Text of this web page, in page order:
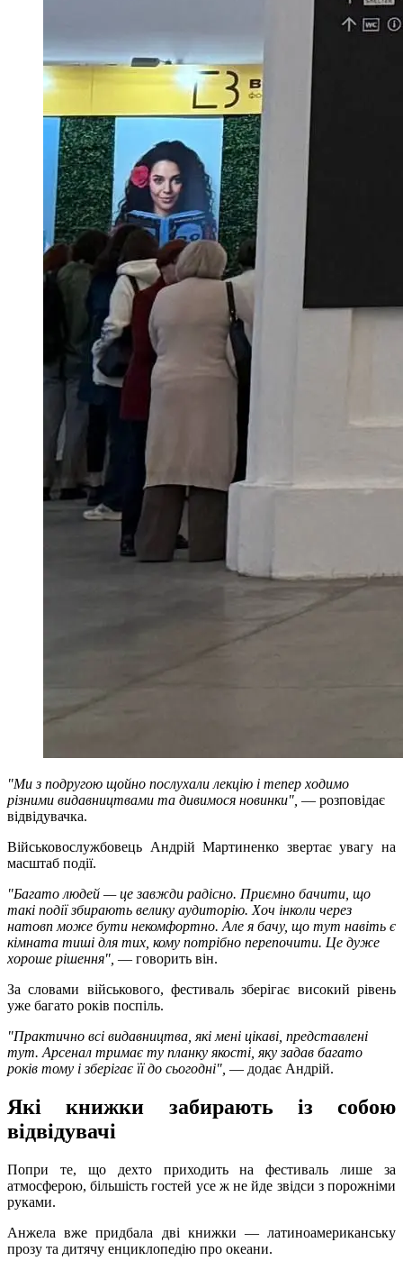
"Ми з подругою щойно послухали лекцію і тепер ходимо
різними видавництвами та дивимося новинки", — розповідає
відвідувачка.
Військовослужбовець Андрій Мартиненко звертає увагу на
масштаб події.
"Багато людей — це завжди радісно. Приємно бачити, що
такі події збирають велику аудиторію. Хоч інколи через
натовп може бути некомфортно. Але я бачу, що тут навіть є
кімната тиші для тих, кому потрібно перепочити. Це дуже
хороше рішення", — говорить він.
За словами військового, фестиваль зберігає високий рівень
уже багато років поспіль.
"Практично всі видавництва, які мені цікаві, представлені
тут. Арсенал тримає ту планку якості, яку задав багато
років тому і зберігає її до сьогодні", — додає Андрій.
Які книжки забирають із собою
відвідувачі
Попри те, що дехто приходить на фестиваль лише за
атмосферою, більшість гостей усе ж не йде звідси з порожніми
руками.
Анжела вже придбала дві книжки — латиноамериканську
прозу та дитячу енциклопедію про океани.